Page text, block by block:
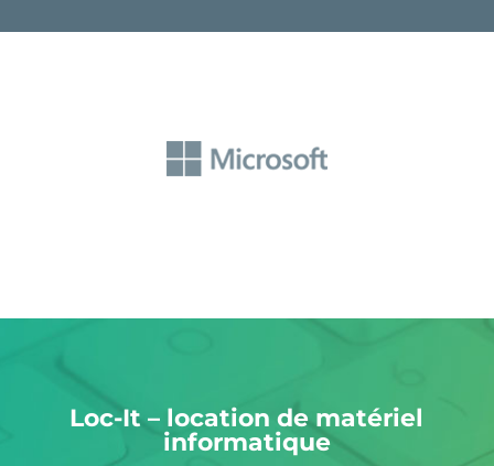
Loc-It – location de matériel
informatique